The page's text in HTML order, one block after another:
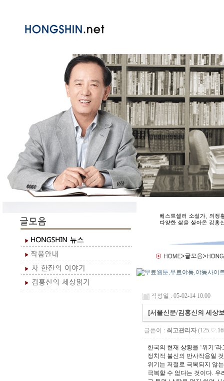
작성일 : 05-02-14 10:00
[서울신문/김홍신의 세상
글쓴이 : 최고관리자
한국의 현재 상황을 ‘위기’
정치적 불신의 반사작용일
위기는 저절로 극복되지 않
극복할 수 없다는 것이다.